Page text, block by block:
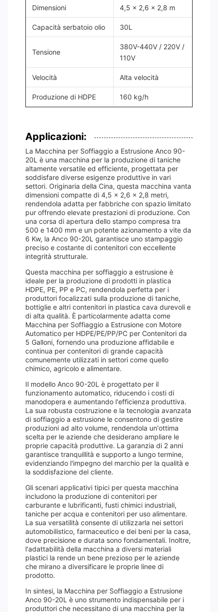
Dimensioni 4,5 x 2,6 x 2,8 m
Capacità serbatoio olio 30L
Tensione
380V-440V / 220V /
110V
Velocità Alta velocità
Produzione di HDPE 160 kg/h
Applicazioni:
La Macchina per Soffiaggio a Estrusione Anco 90-
20L è una macchina per la produzione di taniche
altamente versatile ed efficiente, progettata per
soddisfare diverse esigenze produttive in vari
settori. Originaria della Cina, questa macchina vanta
dimensioni compatte di 4,5 x 2,6 x 2,8 metri,
rendendola adatta per fabbriche con spazio limitato
pur offrendo elevate prestazioni di produzione. Con
una corsa di apertura dello stampo compresa tra
500 e 1400 mm e un potente azionamento a vite da
6 Kw, la Anco 90-20L garantisce uno stampaggio
preciso e costante di contenitori con eccellente
integrità strutturale.
Questa macchina per soffiaggio a estrusione è
ideale per la produzione di prodotti in plastica
HDPE, PE, PP e PC, rendendola perfetta per i
produttori focalizzati sulla produzione di taniche,
bottiglie e altri contenitori in plastica cava durevoli e
di alta qualità. È particolarmente adatta come
Macchina per Soffiaggio a Estrusione con Motore
Automatico per HDPE/PE/PP/PC per Contenitori da
5 Galloni, fornendo una produzione affidabile e
continua per contenitori di grande capacità
comunemente utilizzati in settori come quello
chimico, agricolo e alimentare.
Il modello Anco 90-20L è progettato per il
funzionamento automatico, riducendo i costi di
manodopera e aumentando l'efficienza produttiva.
La sua robusta costruzione e la tecnologia avanzata
di soffiaggio a estrusione le consentono di gestire
produzioni ad alto volume, rendendola un'ottima
scelta per le aziende che desiderano ampliare le
proprie capacità produttive. La garanzia di 2 anni
garantisce tranquillità e supporto a lungo termine,
evidenziando l'impegno del marchio per la qualità e
la soddisfazione del cliente.
Gli scenari applicativi tipici per questa macchina
includono la produzione di contenitori per
carburante e lubrificanti, fusti chimici industriali,
taniche per acqua e contenitori per uso alimentare.
La sua versatilità consente di utilizzarla nei settori
automobilistico, farmaceutico e dei beni per la casa,
dove precisione e durata sono fondamentali. Inoltre,
l'adattabilità della macchina a diversi materiali
plastici la rende un bene prezioso per le aziende
che mirano a diversificare le proprie linee di
prodotto.
In sintesi, la Macchina per Soffiaggio a Estrusione
Anco 90-20L è uno strumento indispensabile per i
produttori che necessitano di una macchina per la